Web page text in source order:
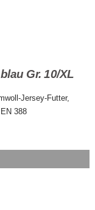
Gr. 10/XL
Jersey-Futter,
388